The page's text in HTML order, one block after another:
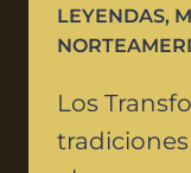
LEYENDAS,
Los